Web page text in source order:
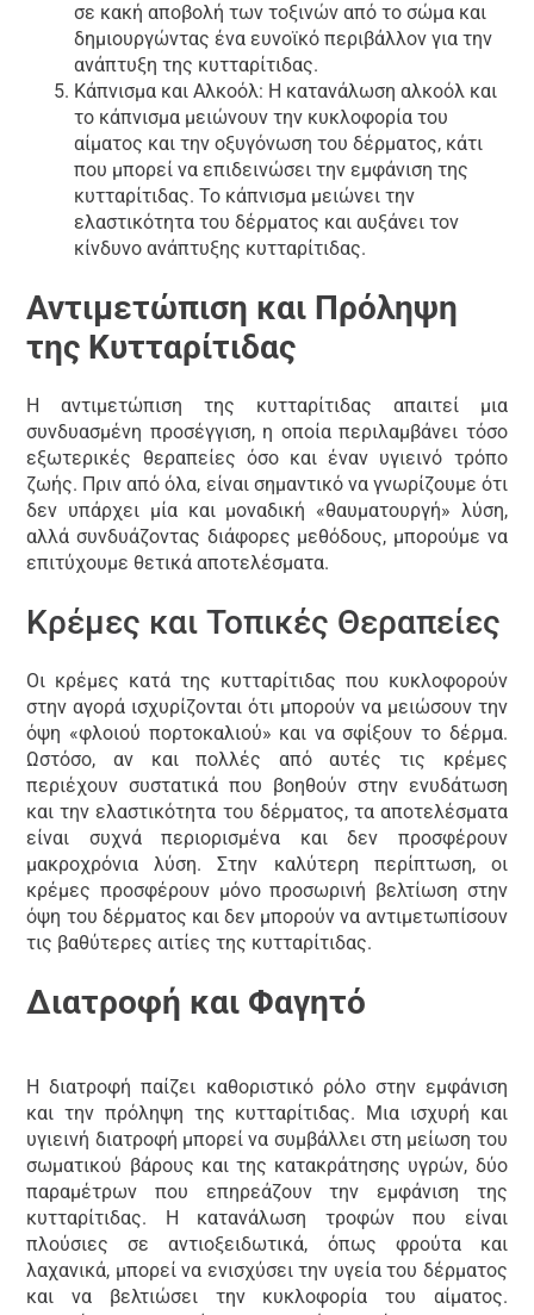
σε κακή αποβολή των τοξινών από το σώμα και
δημιουργώντας ένα ευνοϊκό περιβάλλον για την
ανάπτυξη της κυτταρίτιδας.
Κάπνισμα και Αλκοόλ: Η κατανάλωση αλκοόλ και
το κάπνισμα μειώνουν την κυκλοφορία του
αίματος και την οξυγόνωση του δέρματος, κάτι
που μπορεί να επιδεινώσει την εμφάνιση της
κυτταρίτιδας. Το κάπνισμα μειώνει την
ελαστικότητα του δέρματος και αυξάνει τον
κίνδυνο ανάπτυξης κυτταρίτιδας.
Αντιμετώπιση και Πρόληψη
της Κυτταρίτιδας
Η αντιμετώπιση της κυτταρίτιδας απαιτεί μια
συνδυασμένη προσέγγιση, η οποία περιλαμβάνει τόσο
εξωτερικές θεραπείες όσο και έναν υγιεινό τρόπο
ζωής. Πριν από όλα, είναι σημαντικό να γνωρίζουμε ότι
δεν υπάρχει μία και μοναδική «θαυματουργή» λύση,
αλλά συνδυάζοντας διάφορες μεθόδους, μπορούμε να
επιτύχουμε θετικά αποτελέσματα.
Κρέμες και Τοπικές Θεραπείες
Οι κρέμες κατά της κυτταρίτιδας που κυκλοφορούν
στην αγορά ισχυρίζονται ότι μπορούν να μειώσουν την
όψη «φλοιού πορτοκαλιού» και να σφίξουν το δέρμα.
Ωστόσο, αν και πολλές από αυτές τις κρέμες
περιέχουν συστατικά που βοηθούν στην ενυδάτωση
και την ελαστικότητα του δέρματος, τα αποτελέσματα
είναι συχνά περιορισμένα και δεν προσφέρουν
μακροχρόνια λύση. Στην καλύτερη περίπτωση, οι
κρέμες προσφέρουν μόνο προσωρινή βελτίωση στην
όψη του δέρματος και δεν μπορούν να αντιμετωπίσουν
τις βαθύτερες αιτίες της κυτταρίτιδας.
Διατροφή και Φαγητό
Η διατροφή παίζει καθοριστικό ρόλο στην εμφάνιση
και την πρόληψη της κυτταρίτιδας. Μια ισχυρή και
υγιεινή διατροφή μπορεί να συμβάλλει στη μείωση του
σωματικού βάρους και της κατακράτησης υγρών, δύο
παραμέτρων που επηρεάζουν την εμφάνιση της
κυτταρίτιδας. Η κατανάλωση τροφών που είναι
πλούσιες σε αντιοξειδωτικά, όπως φρούτα και
λαχανικά, μπορεί να ενισχύσει την υγεία του δέρματος
και να βελτιώσει την κυκλοφορία του αίματος.